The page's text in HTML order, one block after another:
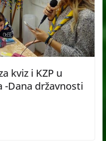
kviz i KZP u
-Dana državnosti